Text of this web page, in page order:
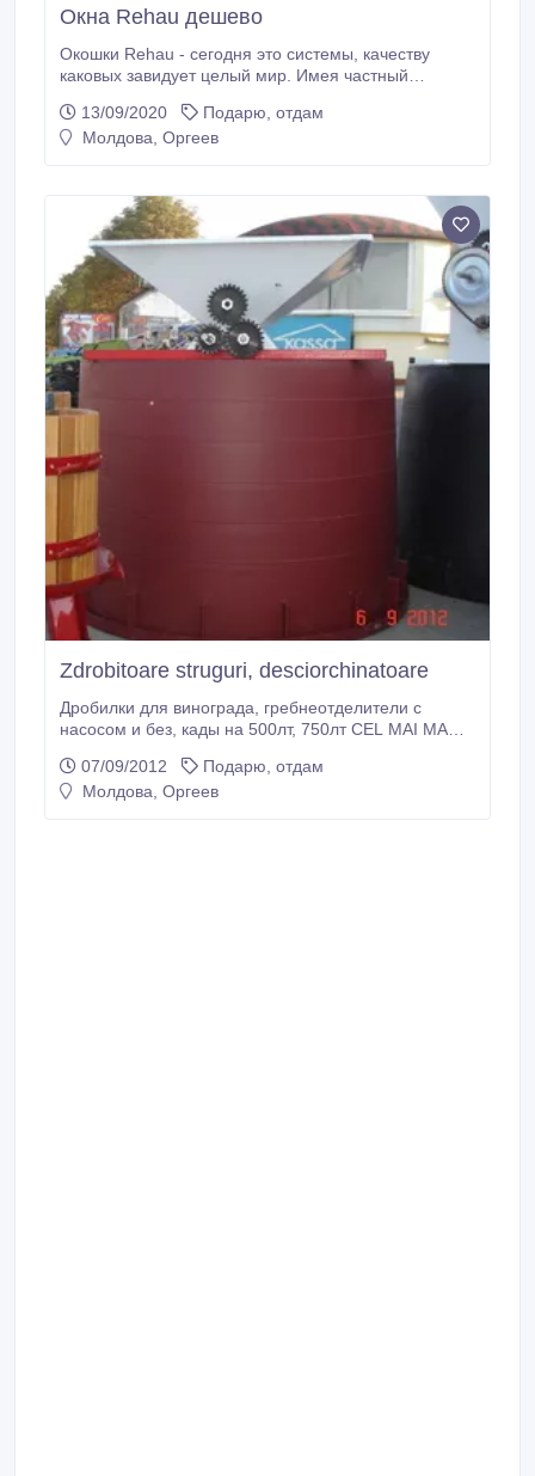
Окна Rehau дешево
Окошки Rehau - сегодня это системы, качеству
каковых завидует целый мир. Имея частный
рецептуру пвх, какую использует не только в
оконной промышленности, а и в авиационной и
цене изготовителя, возможно на страничке сайтеца
предприятия Комфорт: dveriokna.
13/09/2020
Подарю, отдам
Молдова, Оргеев
Zdrobitoare struguri, desciorchinatoare
Дробилки для винограда, гребнеотделители с
насосом и без, кады на 500лт, 750лт CEL MAI MARE
PENRU DISTRIBUITORI PRETURI ANGRO!!!!
Zrobitoare de struguri simple si din Inox,
07/09/2012
Подарю, отдам
Молдова, Оргеев